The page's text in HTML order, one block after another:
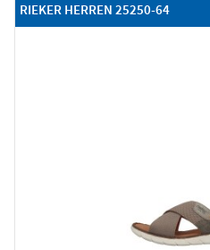
RIEKER HERREN 25250-64